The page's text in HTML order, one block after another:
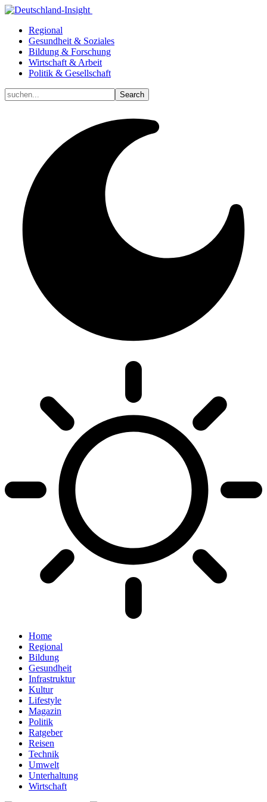
Regional
Gesundheit & Soziales
Bildung & Forschung
Wirtschaft & Arbeit
Politik & Gesellschaft
Home
Regional
Bildung
Gesundheit
Infrastruktur
Kultur
Lifestyle
Magazin
Politik
Ratgeber
Reisen
Technik
Umwelt
Unterhaltung
Wirtschaft